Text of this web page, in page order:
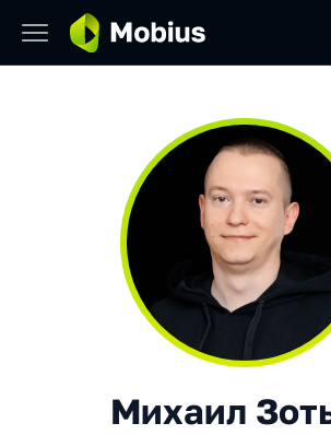
Михаил